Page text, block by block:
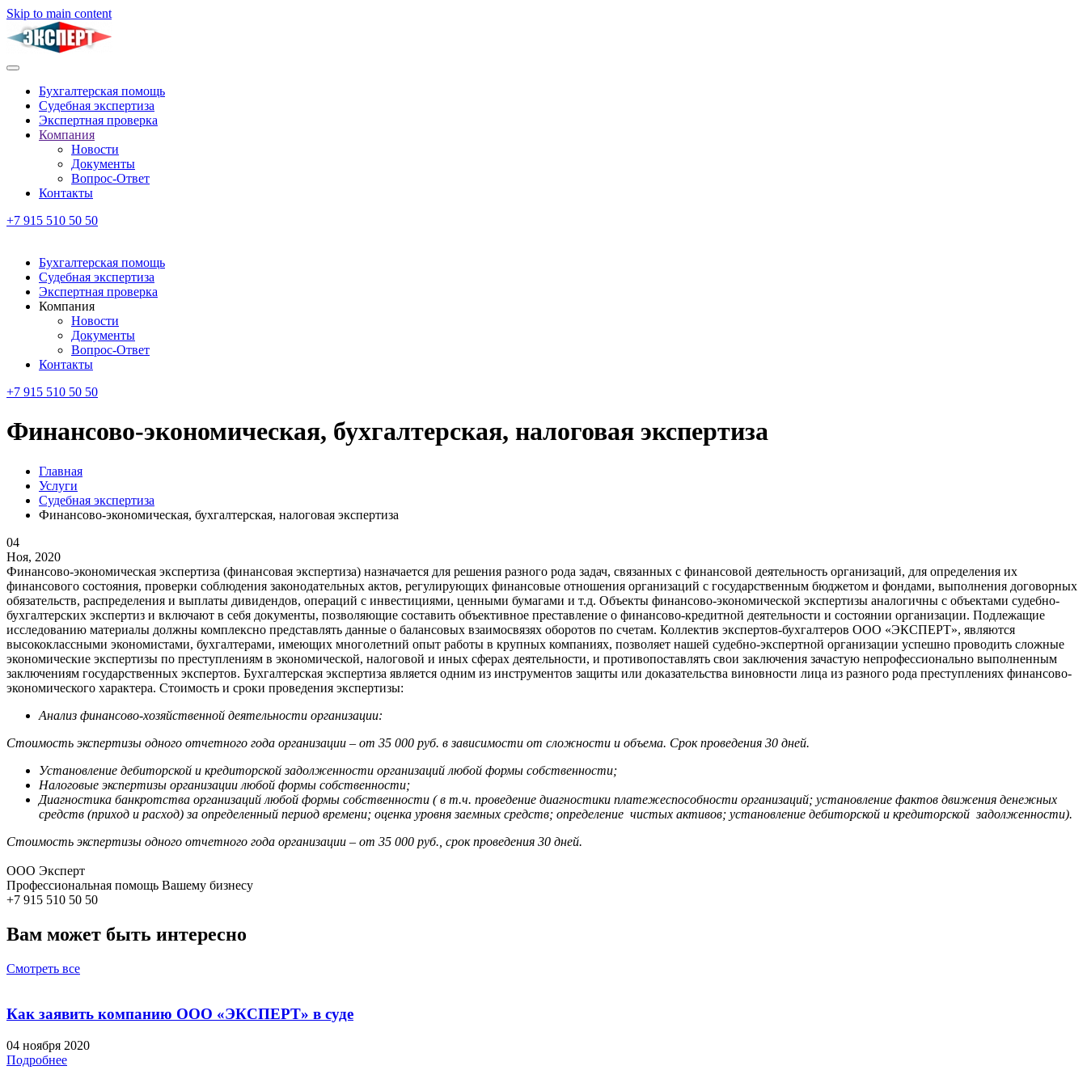
Skip to main content
Бухгалтерская помощь
Судебная экспертиза
Экспертная проверка
Компания
Новости
Документы
Вопрос-Ответ
Контакты
+7 915 510 50 50
Бухгалтерская помощь
Судебная экспертиза
Экспертная проверка
Компания
Новости
Документы
Вопрос-Ответ
Контакты
+7 915 510 50 50
Финансово-экономическая, бухгалтерская, налоговая экспертиза
Главная
Услуги
Судебная экспертиза
Финансово-экономическая, бухгалтерская, налоговая экспертиза
04
Ноя, 2020
Финансово-экономическая экспертиза (финансовая экспертиза) назначается для решения разного рода задач, связанных с финансовой деятельность организаций, для определения их
финансового состояния, проверки соблюдения законодательных актов, регулирующих финансовые отношения организаций с государственным бюджетом и фондами, выполнения договорных
обязательств, распределения и выплаты дивидендов, операций с инвестициями, ценными бумагами и т.д. Объекты финансово-экономической экспертизы аналогичны с объектами судебно-
бухгалтерских экспертиз и включают в себя документы, позволяющие составить объективное преставление о финансово-кредитной деятельности и состоянии организации. Подлежащие
исследованию материалы должны комплексно представлять данные о балансовых взаимосвязях оборотов по счетам. Коллектив экспертов-бухгалтеров ООО «ЭКСПЕРТ», являются
высококлассными экономистами, бухгалтерами, имеющих многолетний опыт работы в крупных компаниях, позволяет нашей судебно-экспертной организации успешно проводить сложные
экономические экспертизы по преступлениям в экономической, налоговой и иных сферах деятельности, и противопоставлять свои заключения зачастую непрофессионально выполненным
заключениям государственных экспертов. Бухгалтерская экспертиза является одним из инструментов защиты или доказательства виновности лица из разного рода преступлениях финансово-
экономического характера. Стоимость и сроки проведения экспертизы:
Анализ финансово-хозяйственной деятельности организации:
Стоимость экспертизы одного отчетного года организации – от 35 000 руб. в зависимости от сложности и объема. Срок проведения 30 дней.
Установление дебиторской и кредиторской задолженности организаций любой формы собственности;
Налоговые экспертизы организации любой формы собственности;
Диагностика банкротства организаций любой формы собственности ( в т.ч. проведение диагностики платежеспособности организаций; установление фактов движения денежных
средств (приход и расход) за определенный период времени; оценка уровня заемных средств; определение чистых активов; установление дебиторской и кредиторской задолженности).
Стоимость экспертизы одного отчетного года организации – от 35 000 руб., срок проведения 30 дней.
ООО Эксперт
Профессиональная помощь Вашему бизнесу
+7 915 510 50 50
Вам может быть интересно
Смотреть все
Как заявить компанию ООО «ЭКСПЕРТ» в суде
04 ноября 2020
Подробнее